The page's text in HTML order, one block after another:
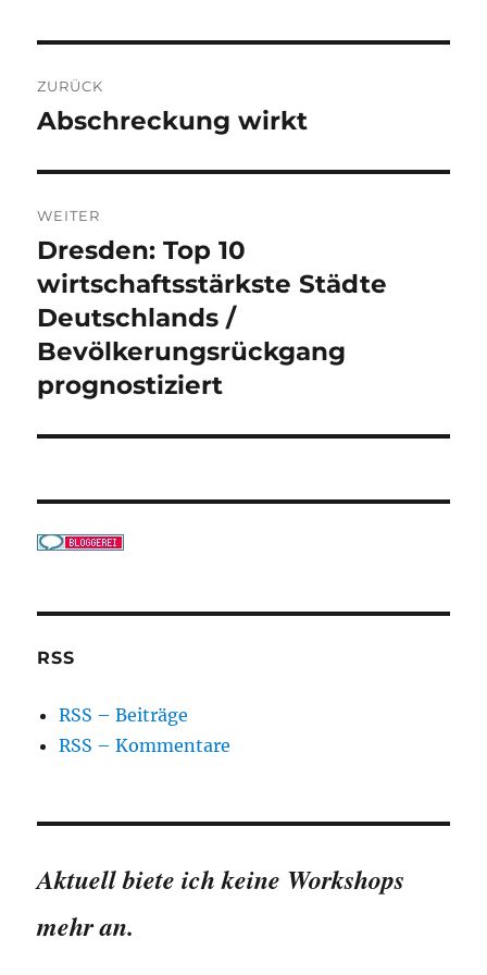
ZURÜCK
Vorheriger
Abschreckung wirkt
WEITER
Nächster
Beitrag:
Dresden: Top 10
wirtschaftsstärkste Städte
Deutschlands /
Bevölkerungsrückgang
prognostiziert
RSS
RSS – Beiträge
RSS – Kommentare
Aktuell biete ich keine Workshops
mehr an.